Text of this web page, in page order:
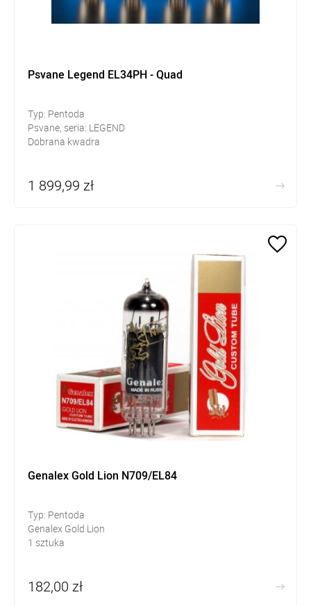
Psvane Legend EL34PH - Quad
Typ: Pentoda
Psvane, seria: LEGEND
Dobrana kwadra
1 899,99 zł
Genalex Gold Lion N709/EL84
Typ: Pentoda
Genalex Gold Lion
1 sztuka
182,00 zł